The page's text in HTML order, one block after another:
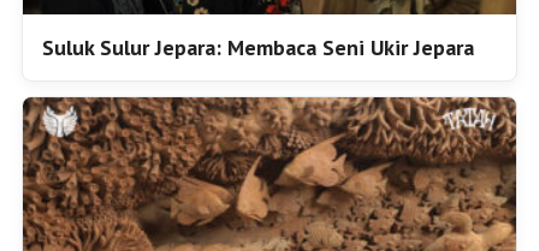
Suluk Sulur Jepara: Membaca Seni Ukir Jepara